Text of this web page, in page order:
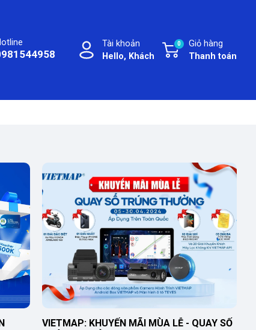
Tài khoản
Hello, Khách
Giỏ hàng
Thanh toán
0
VIETMAP: KHUYẾN MÃI MÙA LỄ - QUAY SỐ